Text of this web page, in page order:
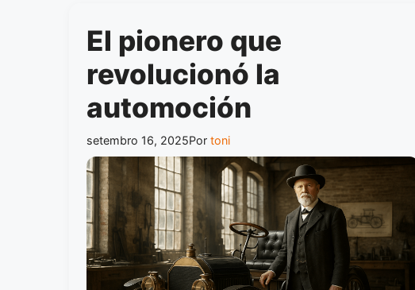
El pionero que
revolucionó la
automoción
setembro 16, 2025Por toni